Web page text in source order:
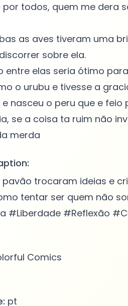
todos, quem me dera
as aves tiveram uma
sobre ela.
entre elas seria ótimo
o urubu e tivesse a
e nasceu o peru que e
se a coisa ta ruim não
pavão trocaram ideias e
tentar ser quem não
#Liberdade #Reflexão
Comics
pt